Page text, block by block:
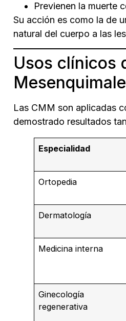
Previenen la muerte
Su acción es como la de
natural del cuerpo a las
Usos clínicos
Las CMM son aplicadas
demostrado resultados
Especialidad
Ortopedia
Dermatología
Medicina interna
Ginecología
regenerativa